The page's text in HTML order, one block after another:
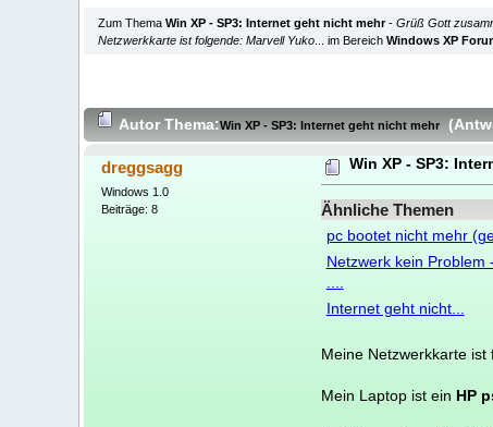
Zum ThemaWin XP - SP3: Internet geht nicht mehr-Grüß Gott
Netzwerkkarte ist folgende: Marvell Yuko ... im BereichWindows XP
AutorThema:Win XP - SP3: Internet geht nicht mehr
dreggsagg
Windows 1.0
Beiträge: 8
Win XP - SP3:
Ähnliche Themen
pc bootet nicht mehr
Netzwerk kein
....
Internet geht nicht...
Meine Netzwerkkarte ist
Mein Laptop ist ein HP